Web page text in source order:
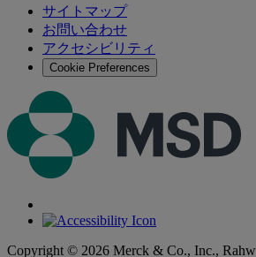
サイトマップ
お問い合わせ
アクセシビリティ
Cookie Preferences
Copyright © 2026 Merck & Co., Inc.,